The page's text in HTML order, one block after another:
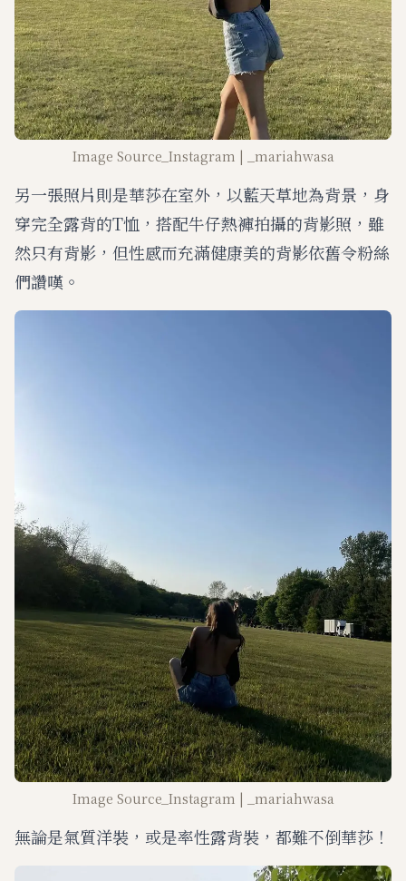
Image Source_Instagram | _mariahwasa
另一張照片則是華莎在室外，以藍天草地為背景，身
穿完全露背的T恤，搭配牛仔熱褲拍攝的背影照，雖
然只有背影，但性感而充滿健康美的背影依舊令粉絲
們讚嘆。
Image Source_Instagram | _mariahwasa
無論是氣質洋裝，或是率性露背裝，都難不倒華莎！